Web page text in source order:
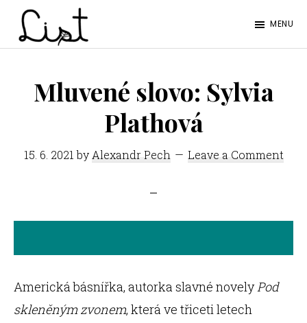
Skip
Skip
LIST
časopis
SŠPGHS
MENU
Mluvené slovo: Sylvia
Plathová
15. 6. 2021 by Alexandr Pech Leave a Comment
Americká básnířka, autorka slavné novelyPod
skleněným zvonem, která ve třiceti letech